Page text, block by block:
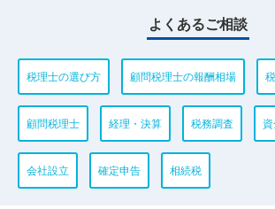
よくあるご相談
税理士の選び方 顧問税理士の報酬相場
顧問税理士 経理・決算 税務調査
会社設立 確定申告 相続税